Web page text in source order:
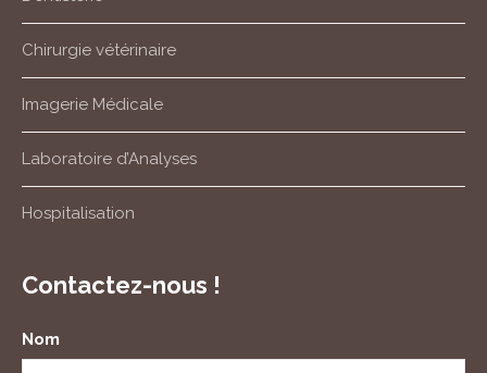
Chirurgie vétérinaire
Imagerie Médicale
Laboratoire d’Analyses
Hospitalisation
Contactez-nous !
Nom